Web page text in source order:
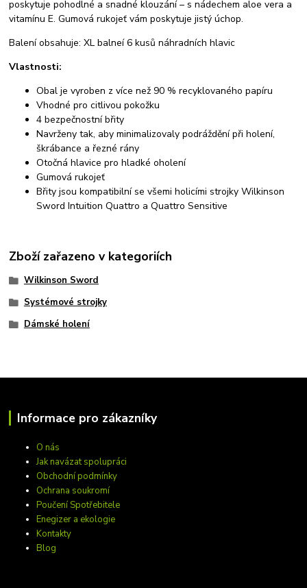
poskytuje pohodlné a snadné klouzání – s nádechem aloe vera a
vitamínu E. Gumová rukojeť vám poskytuje jistý úchop.
Balení obsahuje: XL balneí 6 kusů náhradních hlavic
Vlastnosti:
Obal je vyroben z více než 90 % recyklovaného papíru
Vhodné pro citlivou pokožku
4 bezpečnostní břity
Navrženy tak, aby minimalizovaly podráždění při holení,
škrábance a řezné rány
Otočná hlavice pro hladké oholení
Gumová rukojeť
Břity jsou kompatibilní se všemi holicími strojky Wilkinson
Sword Intuition Quattro a Quattro Sensitive
Zboží zařazeno v kategoriích
Wilkinson Sword
Systémové strojky
Dámské holení
Informace pro zákazníky
O nás
Jak navázat spolupráci
Obchodní podmínky
Ochrana soukromí
Poučení Spotřebitele
Enegizer a ekologie
Kontakty
Blog